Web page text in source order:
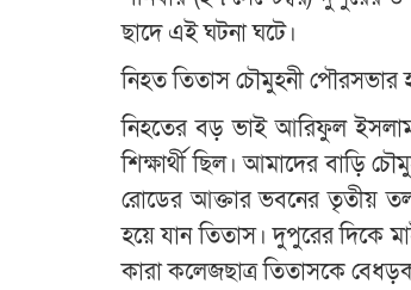
ছাদে এই ঘটনা ঘটে।
নিহত তিতাস চৌমুহনী পৌরসভার
নিহতের বড় ভাই আরিফুল ইসলাম
শিক্ষার্থী ছিল। আমাদের বাড়ি
রোডের আক্তার ভবনের তৃতীয়
হয়ে যান তিতাস। দুপুরের দিকে
কারা কলেজছাত্র তিতাসকে